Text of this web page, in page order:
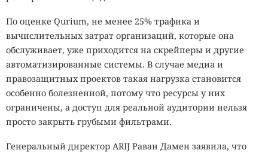
По оценке Qurium, не менее 25% трафика и
вычислительных затрат организаций, которые она
обслуживает, уже приходится на скрейперы и другие
автоматизированные системы. В случае медиа и
правозащитных проектов такая нагрузка становится
особенно болезненной, потому что ресурсы у них
ограничены, а доступ для реальной аудитории нельзя
просто закрыть грубыми фильтрами.
Генеральный директор ARIJ Раван Дамен заявила, что